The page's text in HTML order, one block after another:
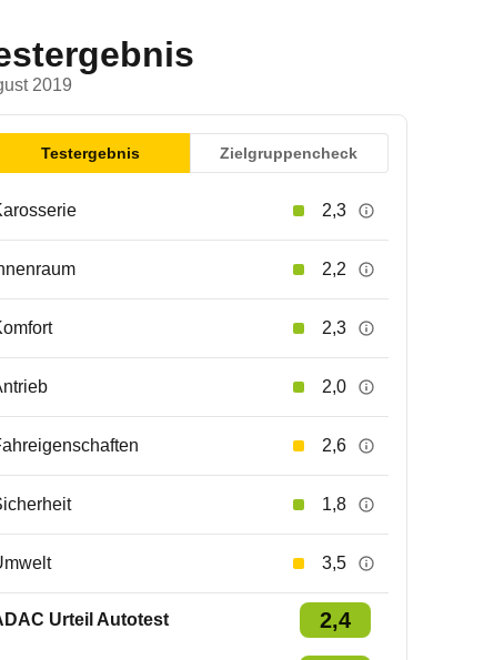
2019
Testergebnis Zielgruppencheck
2,3
2,2
2,3
2,0
2,6
1,8
3,5
Urteil Autotest 2,4